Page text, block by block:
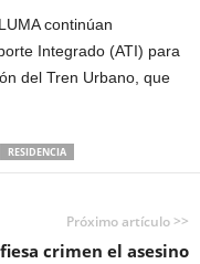
continúan
Integrado (ATI) para
del Tren Urbano, que
RESIDENCIA
Próximo artículo >>
crimen el asesino